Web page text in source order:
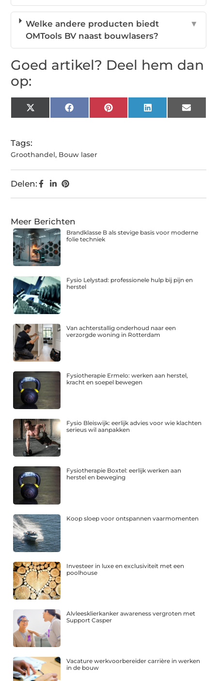
Welke andere producten biedt
OMTools BV naast bouwlasers?
▼
Goed artikel? Deel hem dan
op:
X
(Twitter)
FacebookPinterestLinkedIn Email
Tags:
Groothandel, Bouw laser
Delen:
Meer Berichten
Brandklasse B als stevige basis voor moderne
folie techniek
Fysio Lelystad: professionele hulp bij pijn en
herstel
Van achterstallig onderhoud naar een
verzorgde woning in Rotterdam
Fysiotherapie Ermelo: werken aan herstel,
kracht en soepel bewegen
Fysio Bleiswijk: eerlijk advies voor wie klachten
serieus wil aanpakken
Fysiotherapie Boxtel: eerlijk werken aan
herstel en beweging
Koop sloep voor ontspannen vaarmomenten
Investeer in luxe en exclusiviteit met een
poolhouse
Alvleesklierkanker awareness vergroten met
Support Casper
Vacature werkvoorbereider carrière in werken
in de bouw